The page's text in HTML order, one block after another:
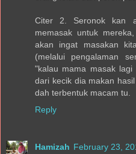
Citer 2. Seronok kan
memasak untuk
akan ingat masakan
(melalui pengalaman
"kalau mama masak
dari kecik dia makan
dah terbentuk macam tu.
Reply
Hamizah February 23,